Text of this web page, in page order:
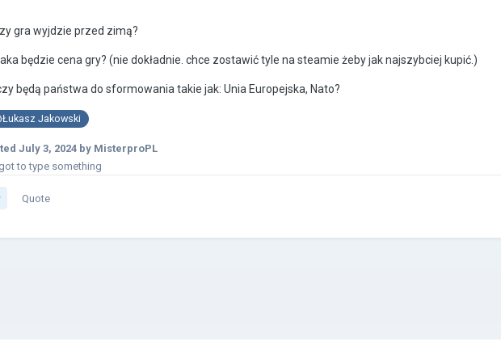
gra wyjdzie przed zimą?
będzie cena gry? (nie dokładnie. chce zostawić tyle na steamie żeby jak najszybciej kupić.)
będą państwa do sformowania takie jak: Unia Europejska, Nato?
Jakowski
July 3, 2024 by MisterproPL
to type something
Quote